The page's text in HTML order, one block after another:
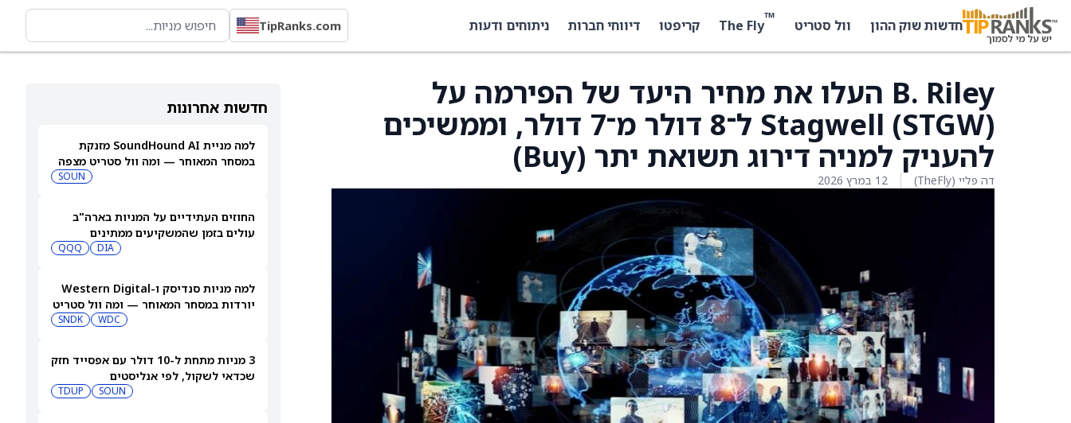
חדשות שוק ההון וול סטריט ™
The Fly קריפטו דיווחי חברות ניתוחים ודעות TipRanks.com
חדשות אחרונות
למה מניית SoundHound AI מזנקת
במסחר המאוחר — ומה וול סטריט מצפה
SOUN
החוזים העתידיים על המניות בארה"ב
עולים בזמן שהמשקיעים ממתינים
DIA
QQQ
למה מניות סנדיסק ו-Western Digital
יורדות במסחר המאוחר — ומה וול סטריט
WDC
SNDK
3 מניות מתחת ל-10 דולר עם אפסייד חזק
שכדאי לשקול, לפי אנליסטים
SOUN
TDUP
B. Riley העלו את מחיר היעד של הפירמה על
Stagwell (STGW) ל־8 דולר מ־7 דולר, וממשיכים
להעניק למניה דירוג תשואת יתר (Buy)
דה פליי (TheFly) 12 במרץ 2026